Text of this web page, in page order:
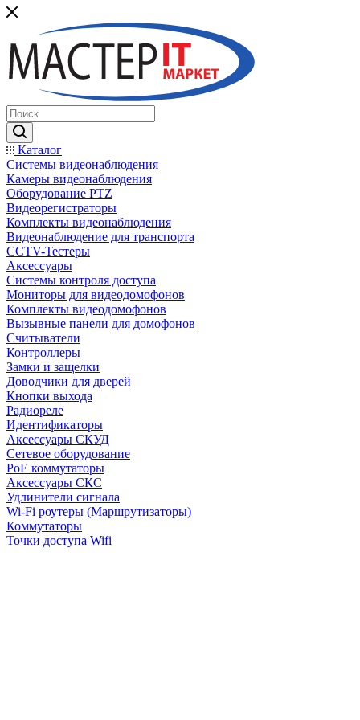
Каталог
Системы видеонаблюдения
Камеры видеонаблюдения
Оборудование PTZ
Видеорегистраторы
Комплекты видеонаблюдения
Видеонаблюдение для транспорта
CCTV-Тестеры
Аксессуары
Системы контроля доступа
Мониторы для видеодомофонов
Комплекты видеодомофонов
Вызывные панели для домофонов
Считыватели
Контроллеры
Замки и защелки
Доводчики для дверей
Кнопки выхода
Радиореле
Идентификаторы
Аксессуары СКУД
Сетевое оборудование
PoE коммутаторы
Аксессуары СКС
Удлинители сигнала
Wi-Fi роутеры (Маршрутизаторы)
Коммутаторы
Точки доступа Wifi